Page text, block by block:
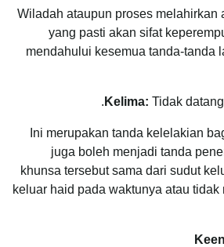
Wiladah ataupun proses melahirkan
yang pasti akan sifat
mendahului kesemua tanda-tanda
Kelima: Tidak
Ini merupakan tanda kelelakian
juga boleh menjadi tanda
khunsa tersebut sama dari sudut
keluar haid pada waktunya atau